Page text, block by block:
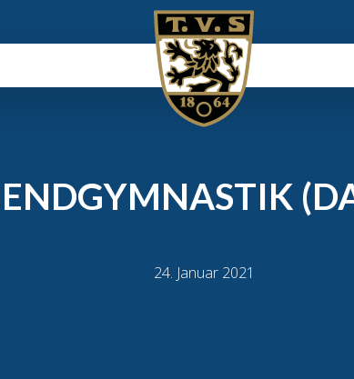
24. Januar 2021